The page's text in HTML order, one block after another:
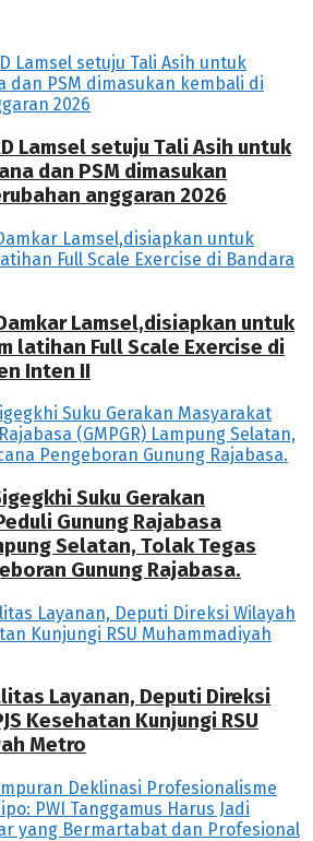
Lamsel setuju Tali Asih untuk
dan PSM dimasukan
anggaran 2026
Lamsel,disiapkan untuk
latihan Full Scale Exercise di
Inten II
Suku Gerakan
Gunung Rajabasa
Selatan, Tolak Tegas
Gunung Rajabasa.
Layanan, Deputi Direksi
Kesehatan Kunjungi RSU
Metro